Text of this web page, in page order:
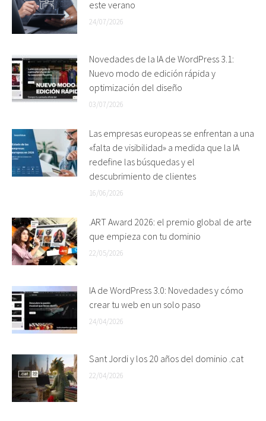
este verano
24/07/2026
Novedades de la IA de WordPress 3.1:
Nuevo modo de edición rápida y
optimización del diseño
03/07/2026
Las empresas europeas se enfrentan a una
«falta de visibilidad» a medida que la IA
redefine las búsquedas y el
descubrimiento de clientes
16/06/2026
.ART Award 2026: el premio global de arte
que empieza con tu dominio
22/05/2026
IA de WordPress 3.0: Novedades y cómo
crear tu web en un solo paso
24/04/2026
Sant Jordi y los 20 años del dominio .cat
22/04/2026